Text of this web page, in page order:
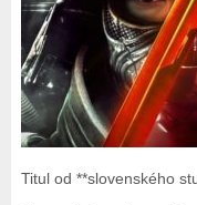
Titul od **slovenského